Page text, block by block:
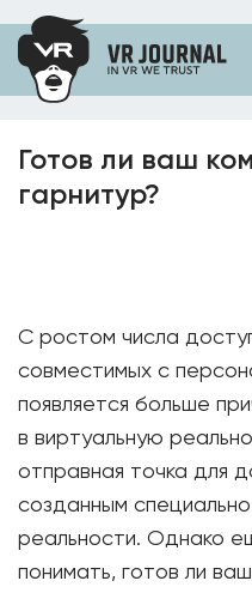
Готов ли ваш
гарнитур?
С ростом числа
совместимых с
появляется больше
в виртуальную
отправная точка для
созданным
реальности. Однако
понимать, готов ли